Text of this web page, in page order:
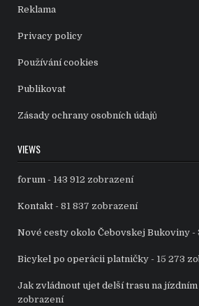
Reklama
Privacy policy
Používání cookies
Publikovat
Zásady ochrany osobních údajů
VIEWS
forum - 143 912 zobrazení
Kontakt - 81 837 zobrazení
Nové cesty okolo Čebovskej Bukoviny -
Bicykel po operácii platničky - 15 273
Jak zvládnout ujet delší trasu na jízdním
zobrazení